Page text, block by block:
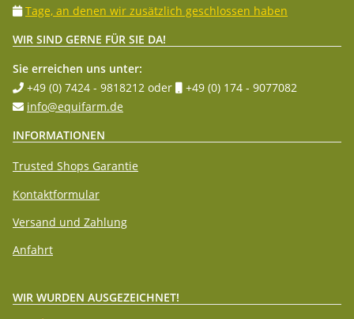
Tage, an denen wir zusätzlich geschlossen haben
WIR SIND GERNE FÜR SIE DA!
Sie erreichen uns unter:
+49 (0) 7424 - 9818212 oder
+49 (0) 174 - 9077082
info@equifarm.de
INFORMATIONEN
Trusted Shops Garantie
Kontaktformular
Versand und Zahlung
Anfahrt
WIR WURDEN AUSGEZEICHNET!